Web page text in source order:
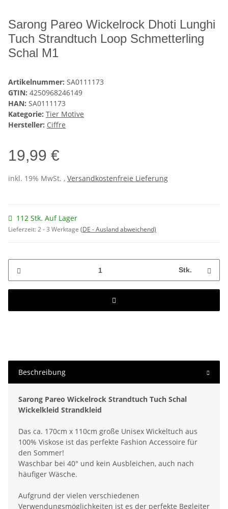
Sarong Pareo Wickelrock Dhoti Lunghi
Tuch Strandtuch Loop Schmetterling
Schal M1
Artikelnummer: SA0111173
GTIN: 4250968246149
HAN: SA0111173
Kategorie: Tier Motive
Hersteller: Ciffre
19,99 €
inkl. 19% MwSt. , Versandkostenfreie Lieferung
112 Stk. Auf Lager
Lieferzeit:2 - 3 Werktage (DE - Ausland abweichend)
Stk.
Beschreibung
Sarong Pareo Wickelrock Strandtuch Tuch Schal
Wickelkleid Strandkleid
Das ca. 170cm x 110cm große Unisex Wickeltuch aus
100% Viskose ist das perfekte Fashion Accessoire für
den Sommer!
Waschbar bei 40° und kein Ausbleichen, auch nach
häufiger Wäsche.
Aufgrund der vielen verschiedenen
Verwendungsmöglichkeiten ist es der perfekte Begleiter